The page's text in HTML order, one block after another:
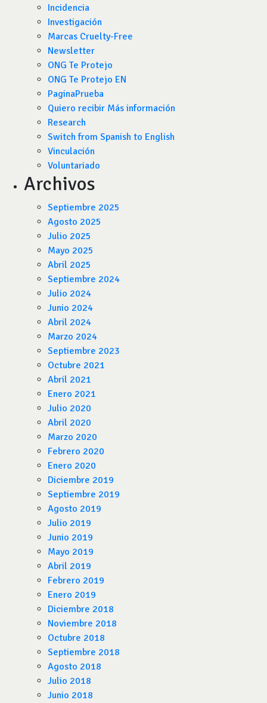
Incidencia
Investigación
Marcas Cruelty-Free
Newsletter
ONG Te Protejo
ONG Te Protejo EN
PaginaPrueba
Quiero recibir Más información
Research
Switch from Spanish to English
Vinculación
Voluntariado
Archivos
Septiembre 2025
Agosto 2025
Julio 2025
Mayo 2025
Abril 2025
Septiembre 2024
Julio 2024
Junio 2024
Abril 2024
Marzo 2024
Septiembre 2023
Octubre 2021
Abril 2021
Enero 2021
Julio 2020
Abril 2020
Marzo 2020
Febrero 2020
Enero 2020
Diciembre 2019
Septiembre 2019
Agosto 2019
Julio 2019
Junio 2019
Mayo 2019
Abril 2019
Febrero 2019
Enero 2019
Diciembre 2018
Noviembre 2018
Octubre 2018
Septiembre 2018
Agosto 2018
Julio 2018
Junio 2018